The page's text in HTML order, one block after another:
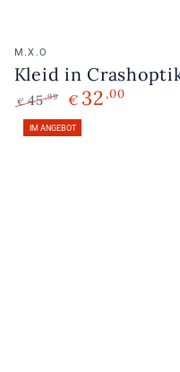
Verkäufer/in:
M.X.O
Kleid in
Regulärer
Preis
€ 45,99
Verkaufspreis
€ 32 ,00
IM ANGEBOT